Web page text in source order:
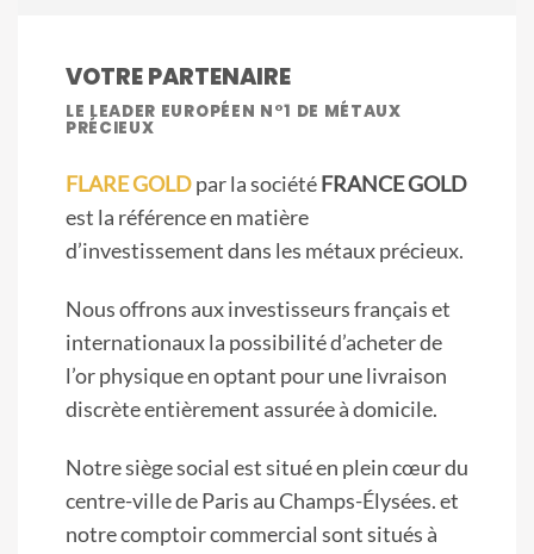
VOTRE PARTENAIRE
LE LEADER EUROPÉEN N°1 DE MÉTAUX
PRÉCIEUX
FLARE GOLDpar la société FRANCE GOLD
est la référence en matière
d’investissement dans les métaux précieux.
Nous offrons aux investisseurs français et
internationaux la possibilité d’acheter de
l’or physique en optant pour une livraison
discrète entièrement assurée à domicile.
Notre siège social est situé en plein cœur du
centre-ville de Paris au Champs-Élysées. et
notre comptoir commercial sont situés à